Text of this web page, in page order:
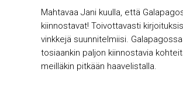
Mahtavaa Jani kuulla, että
kiinnostavat! Toivottavasti
vinkkejä suunnitelmiisi.
tosiaankin paljon kiinnostavia
meilläkin pitkään haavelistalla.